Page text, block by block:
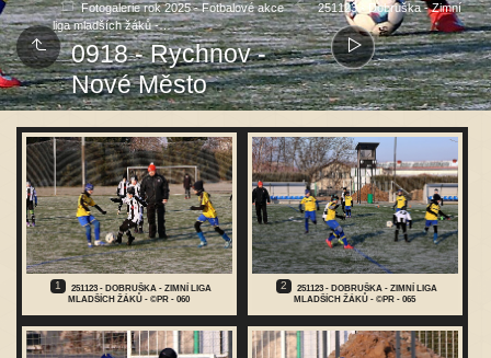
Fotogalerie rok 2025 - Fotbalové akce
251123 - Dobruška - Zimní
liga mladších žáků -…
0918 - Rychnov -
Nové Město
1
251123 - DOBRUŠKA - ZIMNÍ LIGA
MLADŠÍCH ŽÁKŮ - ©PR - 060
2
251123 - DOBRUŠKA - ZIMNÍ LIGA
MLADŠÍCH ŽÁKŮ - ©PR - 065